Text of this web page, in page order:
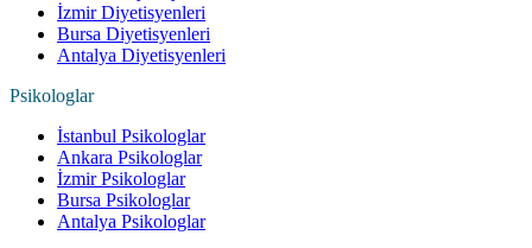
İzmir Diyetisyenleri
Bursa Diyetisyenleri
Antalya Diyetisyenleri
Psikologlar
İstanbul Psikologlar
Ankara Psikologlar
İzmir Psikologlar
Bursa Psikologlar
Antalya Psikologlar